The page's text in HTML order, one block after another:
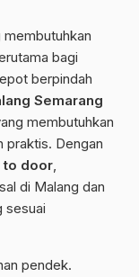
membutuhkan
bagi
berpindah
Semarang
membutuhkan
praktis. Dengan
to door,
di Malang dan
sesuai
pendek.